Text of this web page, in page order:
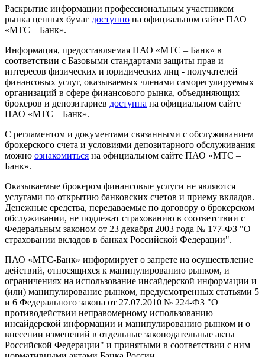
Раскрытие информации профессиональным участником
рынка ценных бумаг доступно на официальном сайте ПАО
«МТС – Банк».
Информация, предоставляемая ПАО «МТС – Банк» в
соответствии с Базовыми стандартами защиты прав и
интересов физических и юридических лиц - получателей
финансовых услуг, оказываемых членами саморегулируемых
организаций в сфере финансового рынка, объединяющих
брокеров и депозитариев доступна на официальном сайте
ПАО «МТС – Банк».
С регламентом и документами связанными с обслуживанием
брокерского счета и условиями депозитарного обслуживания
можно ознакомиться на официальном сайте ПАО «МТС –
Банк».
Оказываемые брокером финансовые услуги не являются
услугами по открытию банковских счетов и приему вкладов.
Денежные средства, передаваемые по договору о брокерском
обслуживании, не подлежат страхованию в соответствии с
Федеральным законом от 23 декабря 2003 года № 177-ФЗ "О
страховании вкладов в банках Российской Федерации".
ПАО «МТС-Банк» информирует о запрете на осуществление
действий, относящихся к манипулированию рынком, и
ограничениях на использование инсайдерской информации и
(или) манипулирование рынком, предусмотренных статьями 5
и 6 Федерального закона от 27.07.2010 № 224-ФЗ "О
противодействии неправомерному использованию
инсайдерской информации и манипулированию рынком и о
внесении изменений в отдельные законодательные акты
Российской Федерации" и принятыми в соответствии с ним